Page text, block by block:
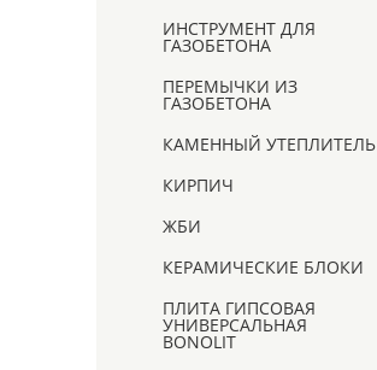
ИНСТРУМЕНТ ДЛЯ
ГАЗОБЕТОНА
ПЕРЕМЫЧКИ ИЗ
ГАЗОБЕТОНА
КАМЕННЫЙ УТЕПЛИТЕЛЬ
КИРПИЧ
ЖБИ
КЕРАМИЧЕСКИЕ БЛОКИ
ПЛИТА ГИПСОВАЯ
УНИВЕРСАЛЬНАЯ
BONOLIT